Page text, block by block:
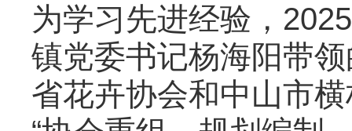
为学习先进经验，
镇党委书记杨海阳带
省花卉协会和中山市